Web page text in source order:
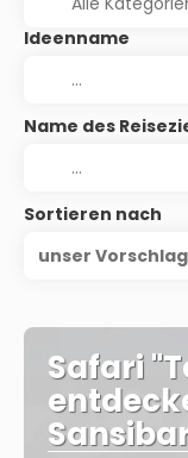
Ideenname
Name des
Sortieren nach
unser Vorschlag
Safari